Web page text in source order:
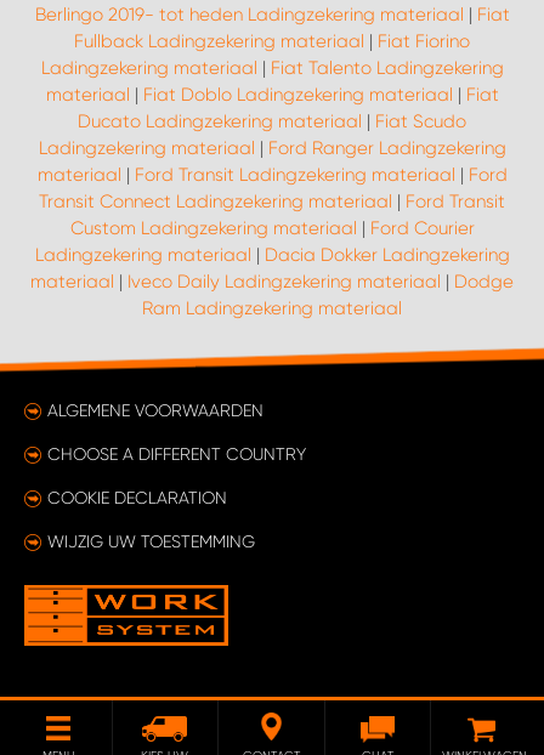
Berlingo 2019- tot heden Ladingzekering materiaal | Fiat
Fullback Ladingzekering materiaal | Fiat Fiorino
Ladingzekering materiaal | Fiat Talento Ladingzekering
materiaal | Fiat Doblo Ladingzekering materiaal | Fiat
Ducato Ladingzekering materiaal | Fiat Scudo
Ladingzekering materiaal | Ford Ranger Ladingzekering
materiaal | Ford Transit Ladingzekering materiaal | Ford
Transit Connect Ladingzekering materiaal | Ford Transit
Custom Ladingzekering materiaal | Ford Courier
Ladingzekering materiaal | Dacia Dokker Ladingzekering
materiaal | Iveco Daily Ladingzekering materiaal | Dodge
Ram Ladingzekering materiaal
ALGEMENE VOORWAARDEN
CHOOSE A DIFFERENT COUNTRY
COOKIE DECLARATION
WIJZIG UW TOESTEMMING